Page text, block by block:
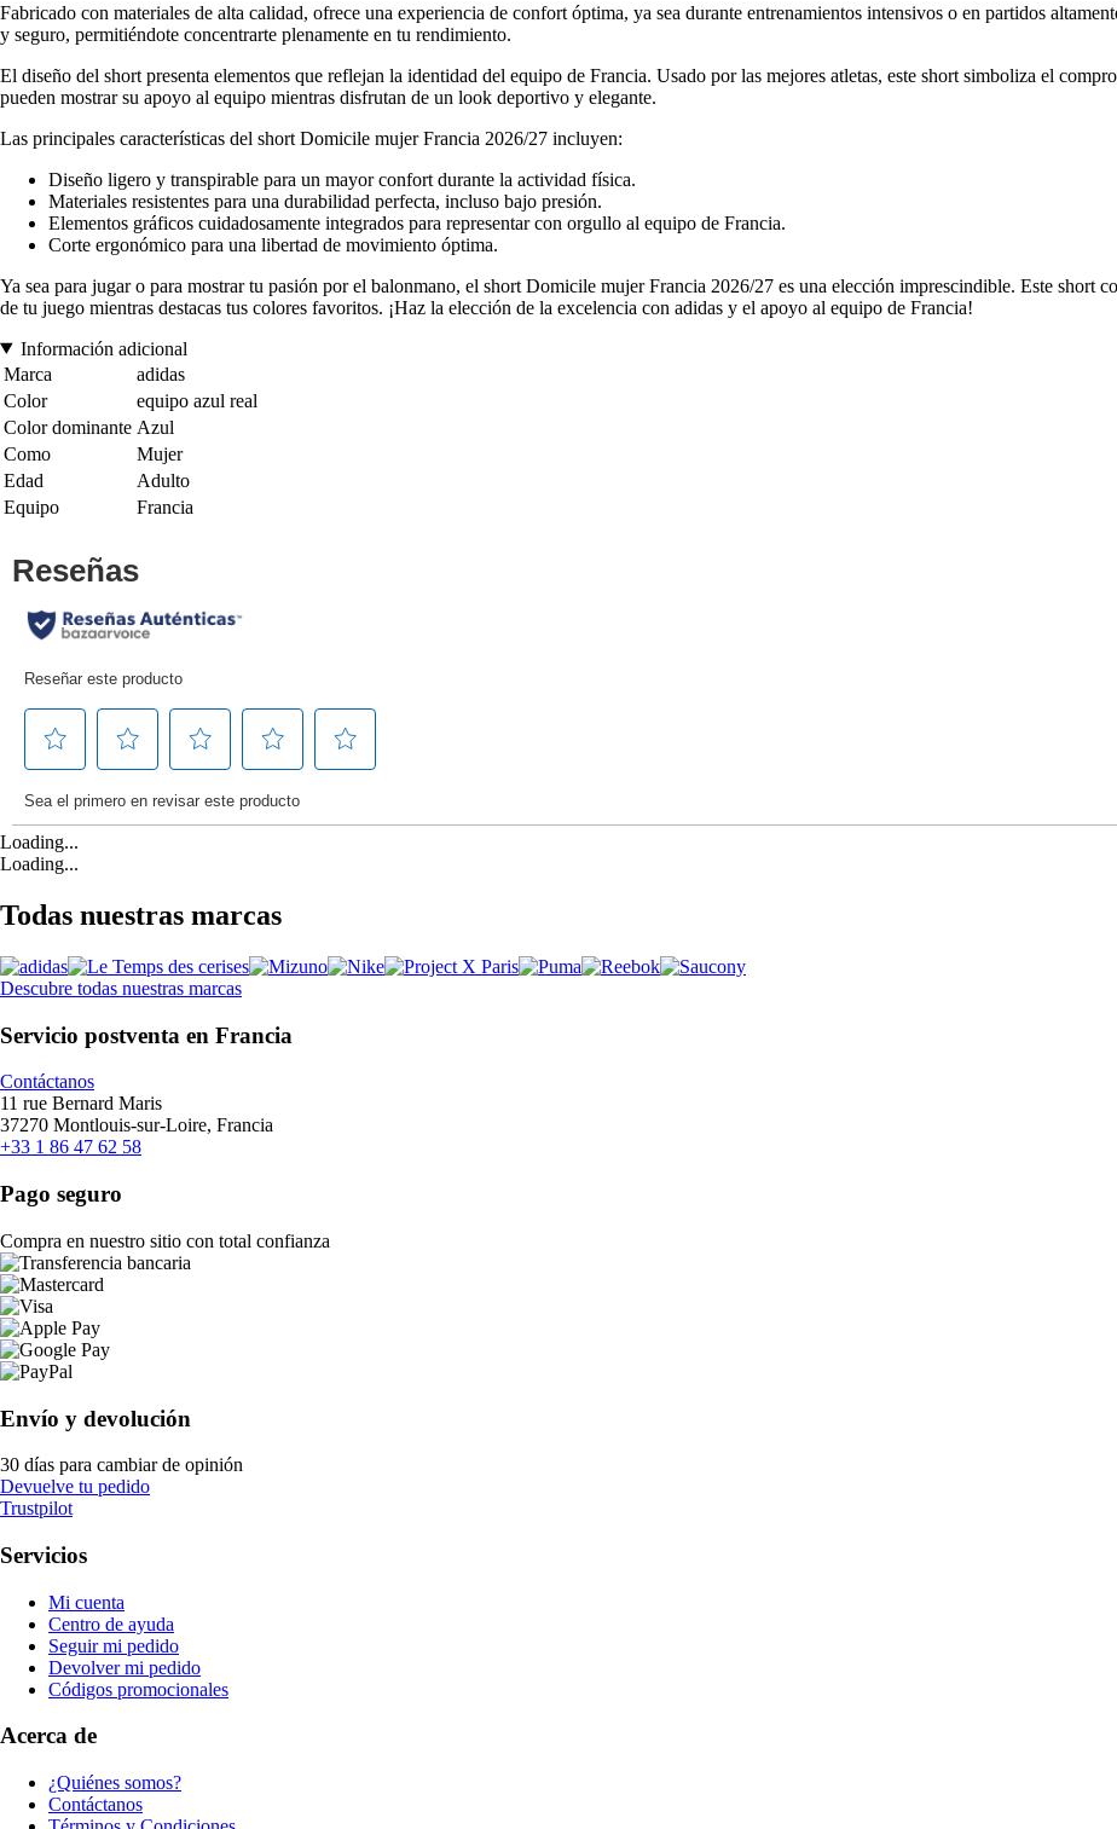
Fabricado con materiales de alta calidad, ofrece una experiencia de confort óptima, ya sea durante entrenamientos intensivos o en partidos
y seguro, permitiéndote concentrarte plenamente en tu rendimiento.
El diseño del short presenta elementos que reflejan la identidad del equipo de Francia. Usado por las mejores atletas, este short simboliza el
pueden mostrar su apoyo al equipo mientras disfrutan de un look deportivo y elegante.
Las principales características del short Domicile mujer Francia 2026/27 incluyen:
Diseño ligero y transpirable para un mayor confort durante la actividad física.
Materiales resistentes para una durabilidad perfecta, incluso bajo presión.
Elementos gráficos cuidadosamente integrados para representar con orgullo al equipo de Francia.
Corte ergonómico para una libertad de movimiento óptima.
Ya sea para jugar o para mostrar tu pasión por el balonmano, el short Domicile mujer Francia 2026/27 es una elección imprescindible. Este short
de tu juego mientras destacas tus colores favoritos. ¡Haz la elección de la excelencia con adidas y el apoyo al equipo de Francia!
Información adicional
Marca
adidas
Color
equipo azul real
Color dominante Azul
Como
Mujer
Edad
Adulto
Equipo
Francia
Loading...
Loading...
Todas nuestras marcas
Descubre todas nuestras marcas
Servicio postventa en Francia
Contáctanos
11 rue Bernard Maris
37270 Montlouis-sur-Loire, Francia
+33 1 86 47 62 58
Pago seguro
Compra en nuestro sitio con total confianza
Envío y devolución
30 días para cambiar de opinión
Devuelve tu pedido
Trustpilot
Servicios
Mi cuenta
Centro de ayuda
Seguir mi pedido
Devolver mi pedido
Códigos promocionales
Acerca de
¿Quiénes somos?
Contáctanos